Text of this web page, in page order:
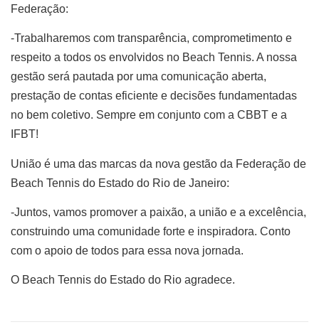
Federação:
-Trabalharemos com transparência, comprometimento e
respeito a todos os envolvidos no Beach Tennis. A nossa
gestão será pautada por uma comunicação aberta,
prestação de contas eficiente e decisões fundamentadas
no bem coletivo. Sempre em conjunto com a CBBT e a
IFBT!
União é uma das marcas da nova gestão da Federação de
Beach Tennis do Estado do Rio de Janeiro:
-Juntos, vamos promover a paixão, a união e a excelência,
construindo uma comunidade forte e inspiradora. Conto
com o apoio de todos para essa nova jornada.
O Beach Tennis do Estado do Rio agradece.